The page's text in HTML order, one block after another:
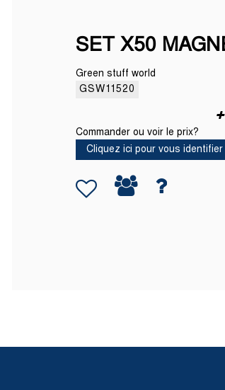
SET X50
Green stuff world
GSW11520
Commander ou voir le prix?
Cliquez ici pour vous identifier